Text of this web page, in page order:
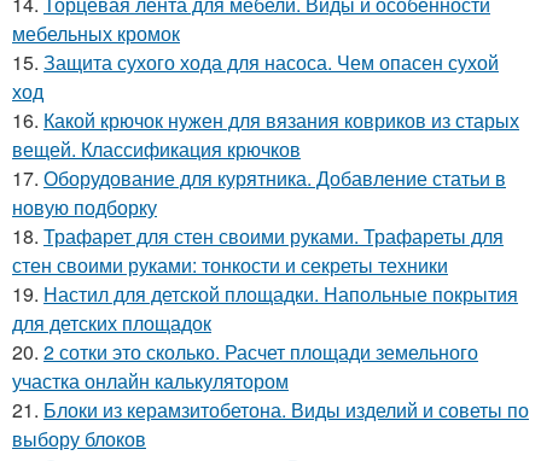
мебельных кромок
15. Защита сухого хода для насоса. Чем опасен сухой
ход
16. Какой крючок нужен для вязания ковриков из старых
вещей. Классификация крючков
17. Оборудование для курятника. Добавление статьи в
новую подборку
18. Трафарет для стен своими руками. Трафареты для
стен своими руками: тонкости и секреты техники
19. Настил для детской площадки. Напольные покрытия
для детских площадок
20. 2 сотки это сколько. Расчет площади земельного
участка онлайн калькулятором
21. Блоки из керамзитобетона. Виды изделий и советы по
выбору блоков